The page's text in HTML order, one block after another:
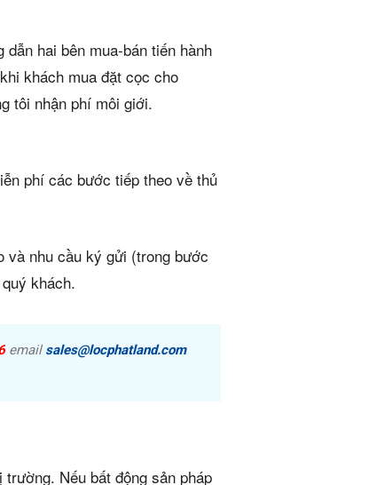
hai bên mua-bán tiến hành
khách mua đặt cọc cho
tôi nhận phí môi giới.
phí các bước tiếp theo về thủ
và nhu cầu ký gửi (trong bước
khách.
email sales@locphatland.com
Nếu bất động sản pháp